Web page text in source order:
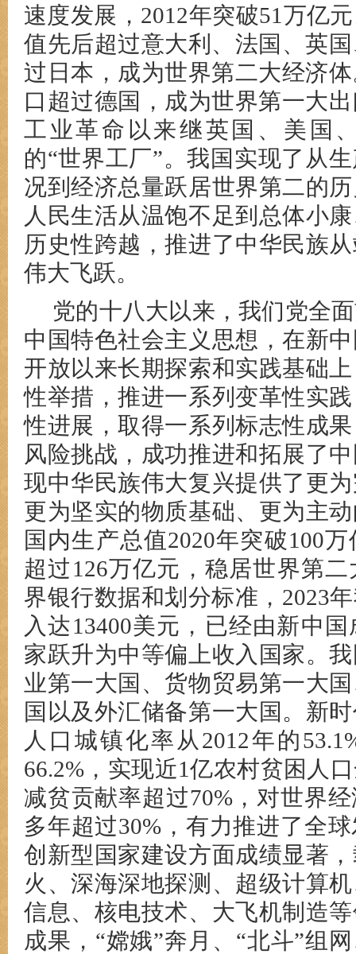
速度发展，2012年突破51万亿
值先后超过意大利、法国、英
过日本，成为世界第二大经济
口超过德国，成为世界第一大
工业革命以来继英国、美国
的“世界工厂”。我国实现了从
况到经济总量跃居世界第二的
人民生活从温饱不足到总体小
历史性跨越，推进了中华民族
伟大飞跃。
党的十八大以来，我们党全
中国特色社会主义思想，在新
开放以来长期探索和实践基础
性举措，推进一系列变革性实
性进展，取得一系列标志性成
风险挑战，成功推进和拓展了
现中华民族伟大复兴提供了更
更为坚实的物质基础、更为主
国内生产总值2020年突破100
超过126万亿元，稳居世界第
界银行数据和划分标准，2023
入达13400美元，已经由新中
家跃升为中等偏上收入国家。
业第一大国、货物贸易第一大
国以及外汇储备第一大国。新
人口城镇化率从2012年的
66.2%，实现近1亿农村贫困人
减贫贡献率超过70%，对世界
多年超过30%，有力推进了全
创新型国家建设方面成绩显著
火、深海深地探测、超级计算
信息、核电技术、大飞机制造
成果，“嫦娥”奔月、“北斗”组